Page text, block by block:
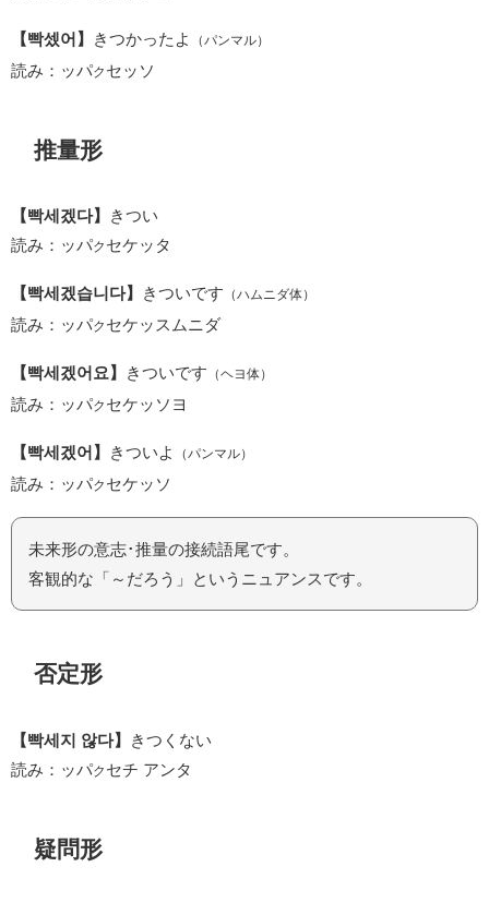
【빡셌어】 きつかったよ （パンマル）
読み：ッパク セッソ
推量形
【빡세겠다】
きつい
読み：ッパク セケッタ
【빡세겠습니다】 きついです （ハムニダ体）
読み：ッパク セケッスムニダ
【빡세겠어요】 きついです （ヘヨ体）
読み：ッパク セケッソヨ
【빡세겠어】 きついよ （パンマル）
読み：ッパク セケッソ
未来形の意志･推量の接続語尾です。
客観的な「～だろう」というニュアンスです。
否定形
【빡세지 않다】
きつくない
読み：ッパク セチ アンタ
疑問形